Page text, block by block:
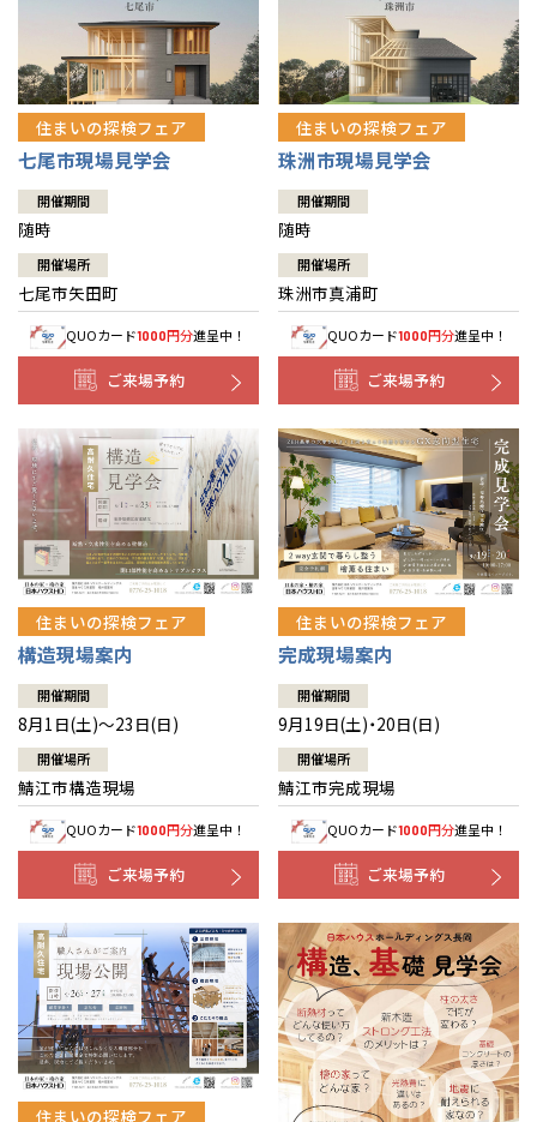
住まいの探検フェア
七尾市現場見学会
開催期間
随時
開催場所
七尾市矢田町
QUOカード1000円分進呈中！
ご来場予約
住まいの探検フェア
珠洲市現場見学会
開催期間
随時
開催場所
珠洲市真浦町
QUOカード1000円分進呈中！
ご来場予約
住まいの探検フェア
構造現場案内
開催期間
8月1日(土)～23日(日)
開催場所
鯖江市構造現場
QUOカード1000円分進呈中！
ご来場予約
住まいの探検フェア
完成現場案内
開催期間
9月19日(土)・20日(日)
開催場所
鯖江市完成現場
QUOカード1000円分進呈中！
ご来場予約
住まいの探検フェア